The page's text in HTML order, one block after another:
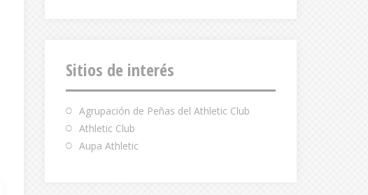
Sitios de interés
Agrupación de Peñas del Athletic Club
Athletic Club
Aupa Athletic